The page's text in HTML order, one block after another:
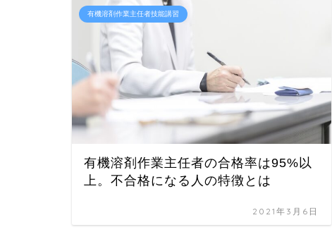
有機溶剤作業主任者技能講習
有機溶剤作業主任者の合格率は95%以
上。不合格になる人の特徴とは
2021年3月6日